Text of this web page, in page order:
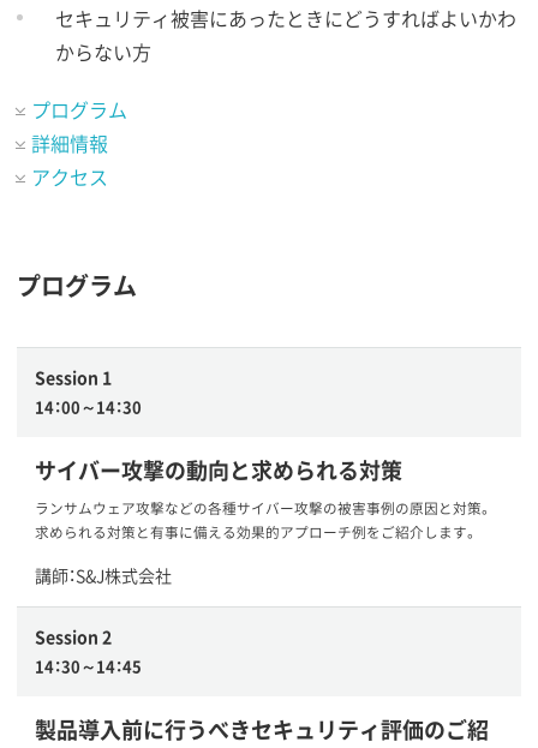
セキュリティ被害にあったときにどうすればよいかわ
からない方
プログラム
詳細情報
アクセス
プログラム
Session 1
14：00～14：30
サイバー攻撃の動向と求められる対策
ランサムウェア攻撃などの各種サイバー攻撃の被害事例の原因と対策。
求められる対策と有事に備える効果的アプローチ例をご紹介します。
講師：S&J株式会社
Session 2
14：30～14：45
製品導入前に行うべきセキュリティ評価のご紹